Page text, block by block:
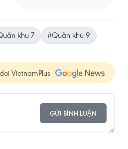
khu 7 #Quân khu 9
VietnamPlus
GỬI BÌNH LUẬN